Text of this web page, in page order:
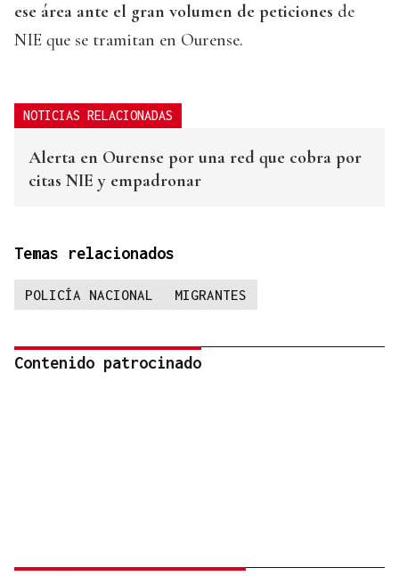
ese área ante el gran volumen de peticiones de
NIE que se tramitan en Ourense.
NOTICIAS RELACIONADAS
Alerta en Ourense por una red que cobra por
citas NIE y empadronar
Temas relacionados
POLICÍA NACIONAL MIGRANTES
Contenido patrocinado